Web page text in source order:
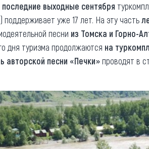
последние выходные сентября
) поддерживает уже 17 лет. На эту часть
песни из Томска и Горно-
дня туризма продолжаются на
авторской песни «Печки»проводят в